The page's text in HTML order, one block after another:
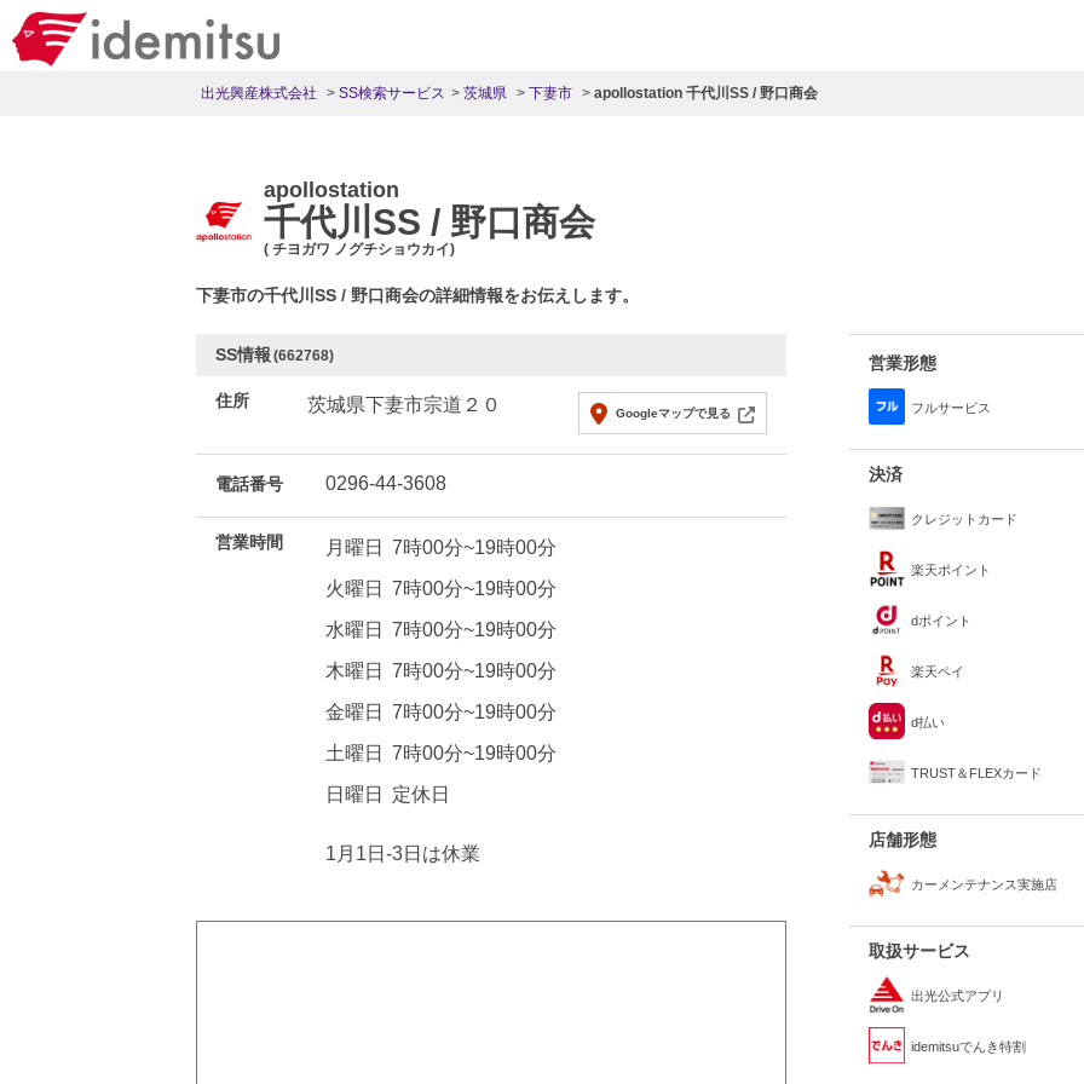
出光興産株式会社 SS検索サービス 茨城県 下妻市 apollostation 千代川SS / 野口商会
apollostation
千代川SS / 野口商会
( チヨガワ ノグチショウカイ)
下妻市の千代川SS / 野口商会の詳細情報をお伝えします。
SS情報 (662768)
住所 茨城県下妻市宗道２０ Googleマップで見る
電話番号 0296-44-3608
営業時間 月曜日
7時00分~19時00分
火曜日
7時00分~19時00分
水曜日
7時00分~19時00分
木曜日
7時00分~19時00分
金曜日
7時00分~19時00分
土曜日
7時00分~19時00分
日曜日
定休日
1月1日-3日は休業
営業形態
フルサービス
決済
クレジットカード
楽天ポイント
dポイント
楽天ペイ
d払い
TRUST＆FLEXカード
店舗形態
カーメンテナンス実施店
取扱サービス
出光公式アプリ
idemitsuでんき特割